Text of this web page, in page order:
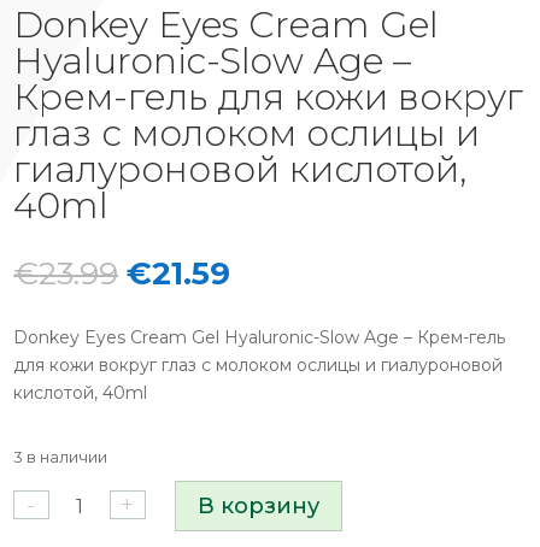
Donkey Eyes Cream Gel
Hyaluronic-Slow Age –
Крем-гель для кожи вокруг
глаз с молоком ослицы и
гиалуроновой кислотой,
40ml
€23.99 Первоначальная
составляла
€23.99.
€21.59
€21.59.
Donkey Eyes Cream Gel Hyaluronic-Slow Age – Крем-гель
для кожи вокруг глаз с молоком ослицы и гиалуроновой
кислотой, 40ml
3 в наличии
-
товара
+ В корзину